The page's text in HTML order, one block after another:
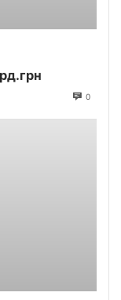
0